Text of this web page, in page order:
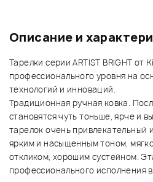
Описание и
Тарелки серии ARTIST BRIGHT от
профессионального уровня на
технологий и инноваций.
Традиционная ручная ковка.
становятся чуть тоньше, ярче и
тарелок очень привлекательный
ярким и насыщенным тоном,
откликом, хорошим сустейном.
профессионального исполнения